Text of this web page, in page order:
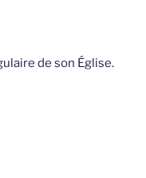
de son Église.